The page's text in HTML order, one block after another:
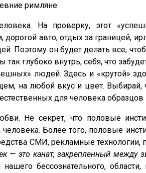
римляне.
На проверку, этот
авто, отдых за границей,
Поэтому он будет делать все,
так глубоко внутрь, себя, что
людей. Здесь и «крутой»
на любой вкус и цвет. Выбирай,
для человека образцов
Не секрет, что половые
Более того, половые
СМИ, рекламные
— это канат, закрепленный между
бессознательного,